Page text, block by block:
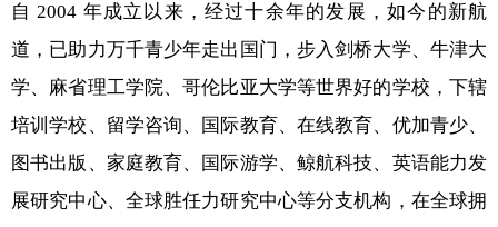
自 2004 年成立以来，经过十余年的发展，如今的新航
道，已助力万千青少年走出国门，步入剑桥大学、牛津大
学、麻省理工学院、哥伦比亚大学等世界好的学校，下辖
培训学校、留学咨询、国际教育、在线教育、优加青少、
图书出版、家庭教育、国际游学、鲸航科技、英语能力发
展研究中心、全球胜任力研究中心等分支机构，在全球拥